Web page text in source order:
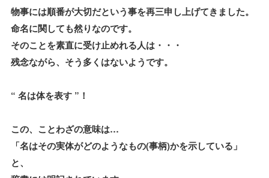
物事には順番が大切だという事を再三申し上げてきました。
命名に関しても然りなのです。
そのことを素直に受け止めれる人は・・・
残念ながら、そう多くはないようです。
“ 名は体を表す ”！
この、ことわざの意味は…
「名はその実体がどのようなもの(事柄)かを示している」
と、